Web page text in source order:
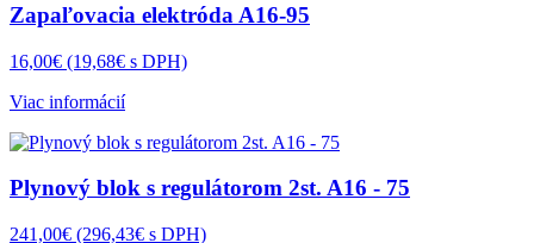
Zapaľovacia elektróda A16-95
16,00€ (19,68€ s DPH)
Viac informácií
Plynový blok s regulátorom 2st. A16 - 75
241,00€ (296,43€ s DPH)